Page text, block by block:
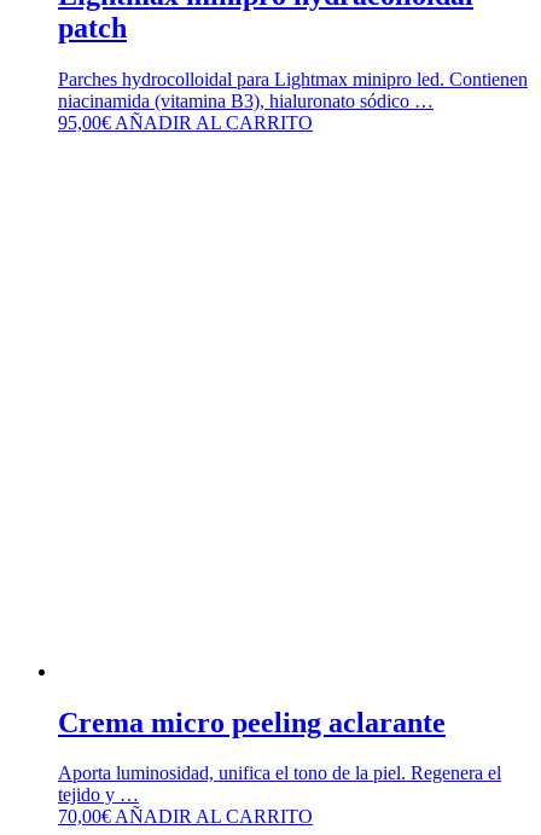
patch
Parches hydrocolloidal para Lightmax minipro led. Contienen
niacinamida (vitamina B3), hialuronato sódico …
95,00€ AÑADIR AL CARRITO
Crema micro peeling aclarante
Aporta luminosidad, unifica el tono de la piel. Regenera el
tejido y …
70,00€AÑADIR AL CARRITO